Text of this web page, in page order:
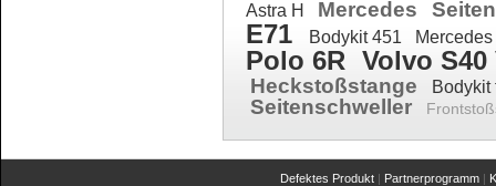
Astra H Mercedes
E71 Bodykit 451
Polo 6R Volvo
Heckstoßstange
Seitenschweller
Defektes Produkt | Partnerprogramm |